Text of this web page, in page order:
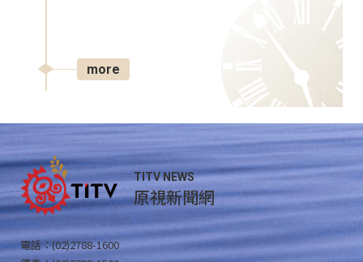
more
TITV NEWS
原視新聞網
電話：(02)2788-1600